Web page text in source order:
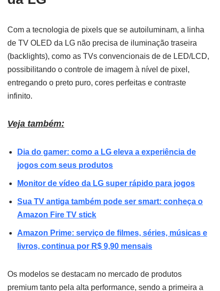
Com a tecnologia de pixels que se autoiluminam, a linha
de TV OLED da LG não precisa de iluminação traseira
(backlights), como as TVs convencionais de de LED/LCD,
possibilitando o controle de imagem à nível de pixel,
entregando o preto puro, cores perfeitas e contraste
infinito.
Veja também:
Dia do gamer: como a LG eleva a experiência de
jogos com seus produtos
Monitor de vídeo da LG super rápido para jogos
Sua TV antiga também pode ser smart: conheça o
Amazon Fire TV stick
Amazon Prime: serviço de filmes, séries, músicas e
livros, continua por R$ 9,90 mensais
Os modelos se destacam no mercado de produtos
premium tanto pela alta performance, sendo a primeira a